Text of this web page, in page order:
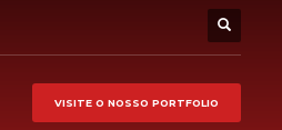
VISITE O NOSSO PORTFOLIO